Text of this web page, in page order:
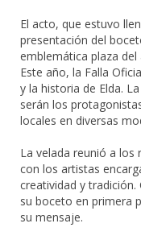
El acto, que estuvo
presentación del
emblemática plaza
Este año, la Falla
y la historia de Elda.
serán los
locales en diversas
La velada reunió a
con los artistas
creatividad y
su boceto en primera
su mensaje.